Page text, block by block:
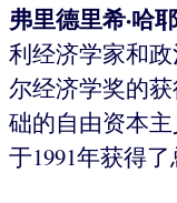
弗里德里希·哈
利经济学家和
尔经济学奖的
础的自由资本
于1991年获得了